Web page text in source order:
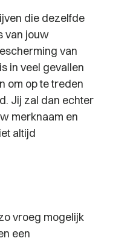
die dezelfde
van jouw
van
in veel gevallen
om op te treden
Jij zal dan echter
merknaam en
altijd
vroeg mogelijk
een